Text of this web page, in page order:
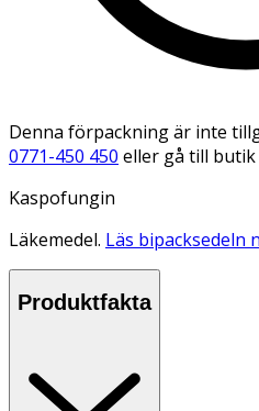
Denna förpackning är inte
0771-450 450 eller gå till
Kaspofungin
Läkemedel. Läs bipacksedeln
Produktfakta